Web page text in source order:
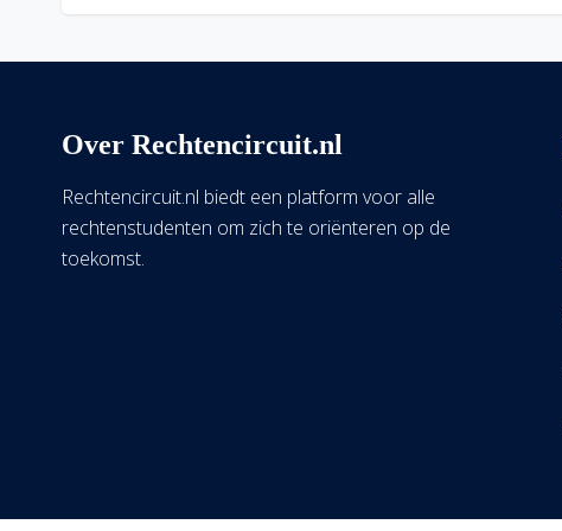
Over Rechtencircuit.nl
Rechtencircuit.nl biedt een platform voor alle
rechtenstudenten om zich te oriënteren op de
toekomst.